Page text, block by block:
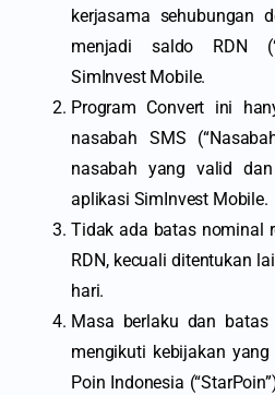
kerjasama sehubungan
menjadi saldo RDN
SimInvest Mobile.
Program Convert ini
nasabah SMS
nasabah yang valid
aplikasi SimInvest Mobile.
Tidak ada batas nominal
RDN, kecuali ditentukan
hari.
Masa berlaku dan batas
mengikuti kebijakan
Poin Indonesia